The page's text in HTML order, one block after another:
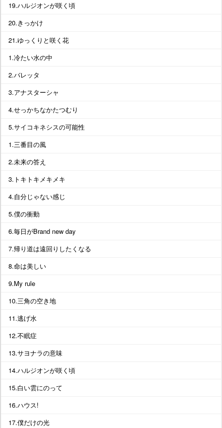
19.ハルジオンが咲く頃
20.きっかけ
21.ゆっくりと咲く花
1.冷たい水の中
2.バレッタ
3.アナスターシャ
4.せっかちなかたつむり
5.サイコキネシスの可能性
1.三番目の風
2.未来の答え
3.トキトキメキメキ
4.自分じゃない感じ
5.僕の衝動
6.毎日がBrand new day
7.帰り道は遠回りしたくなる
8.命は美しい
9.My rule
10.三角の空き地
11.逃げ水
12.不眠症
13.サヨナラの意味
14.ハルジオンが咲く頃
15.白い雲にのって
16.ハウス!
17.僕だけの光